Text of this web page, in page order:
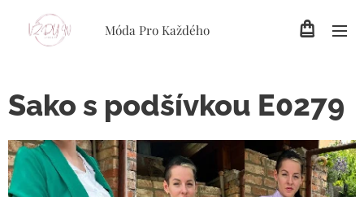
Móda Pro Každého
Sako s podšívkou E0279